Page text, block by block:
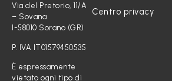
Via del Pretorio, 11/A
– Sovana
I-58010 Sorano (GR)
P. IVA IT01579450535
È espressamente
vietato ogni tipo di
Centro privacy